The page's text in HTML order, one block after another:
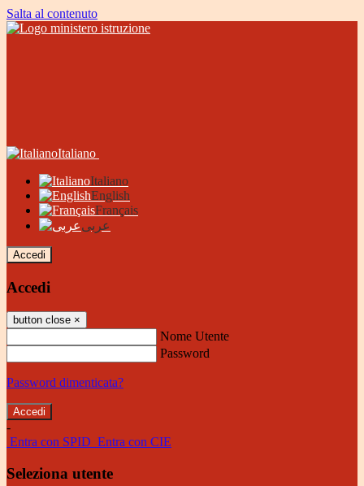
Salta al contenuto
Italiano
Italiano
English
Français
عربى
Accedi
Accedi
button close ×
Nome Utente
Password
Password dimenticata?
-
Entra con SPID Entra con CIE
Seleziona utente